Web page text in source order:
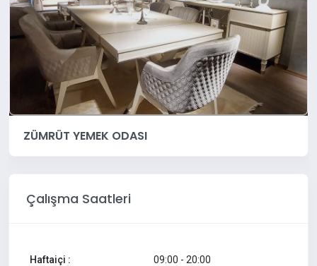
ZÜMRÜT YEMEK ODASI
Çalışma Saatleri
Haftaiçi : 09:00 - 20:00